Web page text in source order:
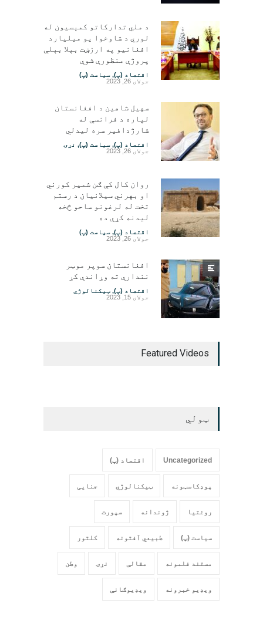
د ملي تدارکاتو کمېسیون له
لوري د شاوخوا یو میلیارد
افغانیو په ارزښت بېلا بېلې
پروژې منظورې شوې
اقتصاد (پ), سیاست (پ)
جولای 26, 2023
سهیل شاهین د افغانستان
لپاره د فرانسې له
شارژدافیر سره لیدلي
اقتصاد (پ), سیاست (پ), نړۍ
جولای 26, 2023
روان کال کې ګن شمیر کورني
او بهرني سیلانیان د رستم
تخت له لرغونو ساحو څخه
لیدنه کړې ده
اقتصاد (پ), سیاست (پ)
جولای 26, 2023
افغانستان سوپر موټر
نندارې ته وړاندې کړ
اقتصاد (پ), ټیکنالوژي
جولای 15, 2023
Featured Videos
ټولي
Uncategorized اقتصاد (پ)
پوډکاسټونه ټیکنالوژي جنایی
روغتیا ژوندانه سپورت
سیاست (پ) طبیعي آفتونه کلتور
مستند فلمونه مقالې نړۍ وطن
ویډیو خبرونه ویډیوګانې